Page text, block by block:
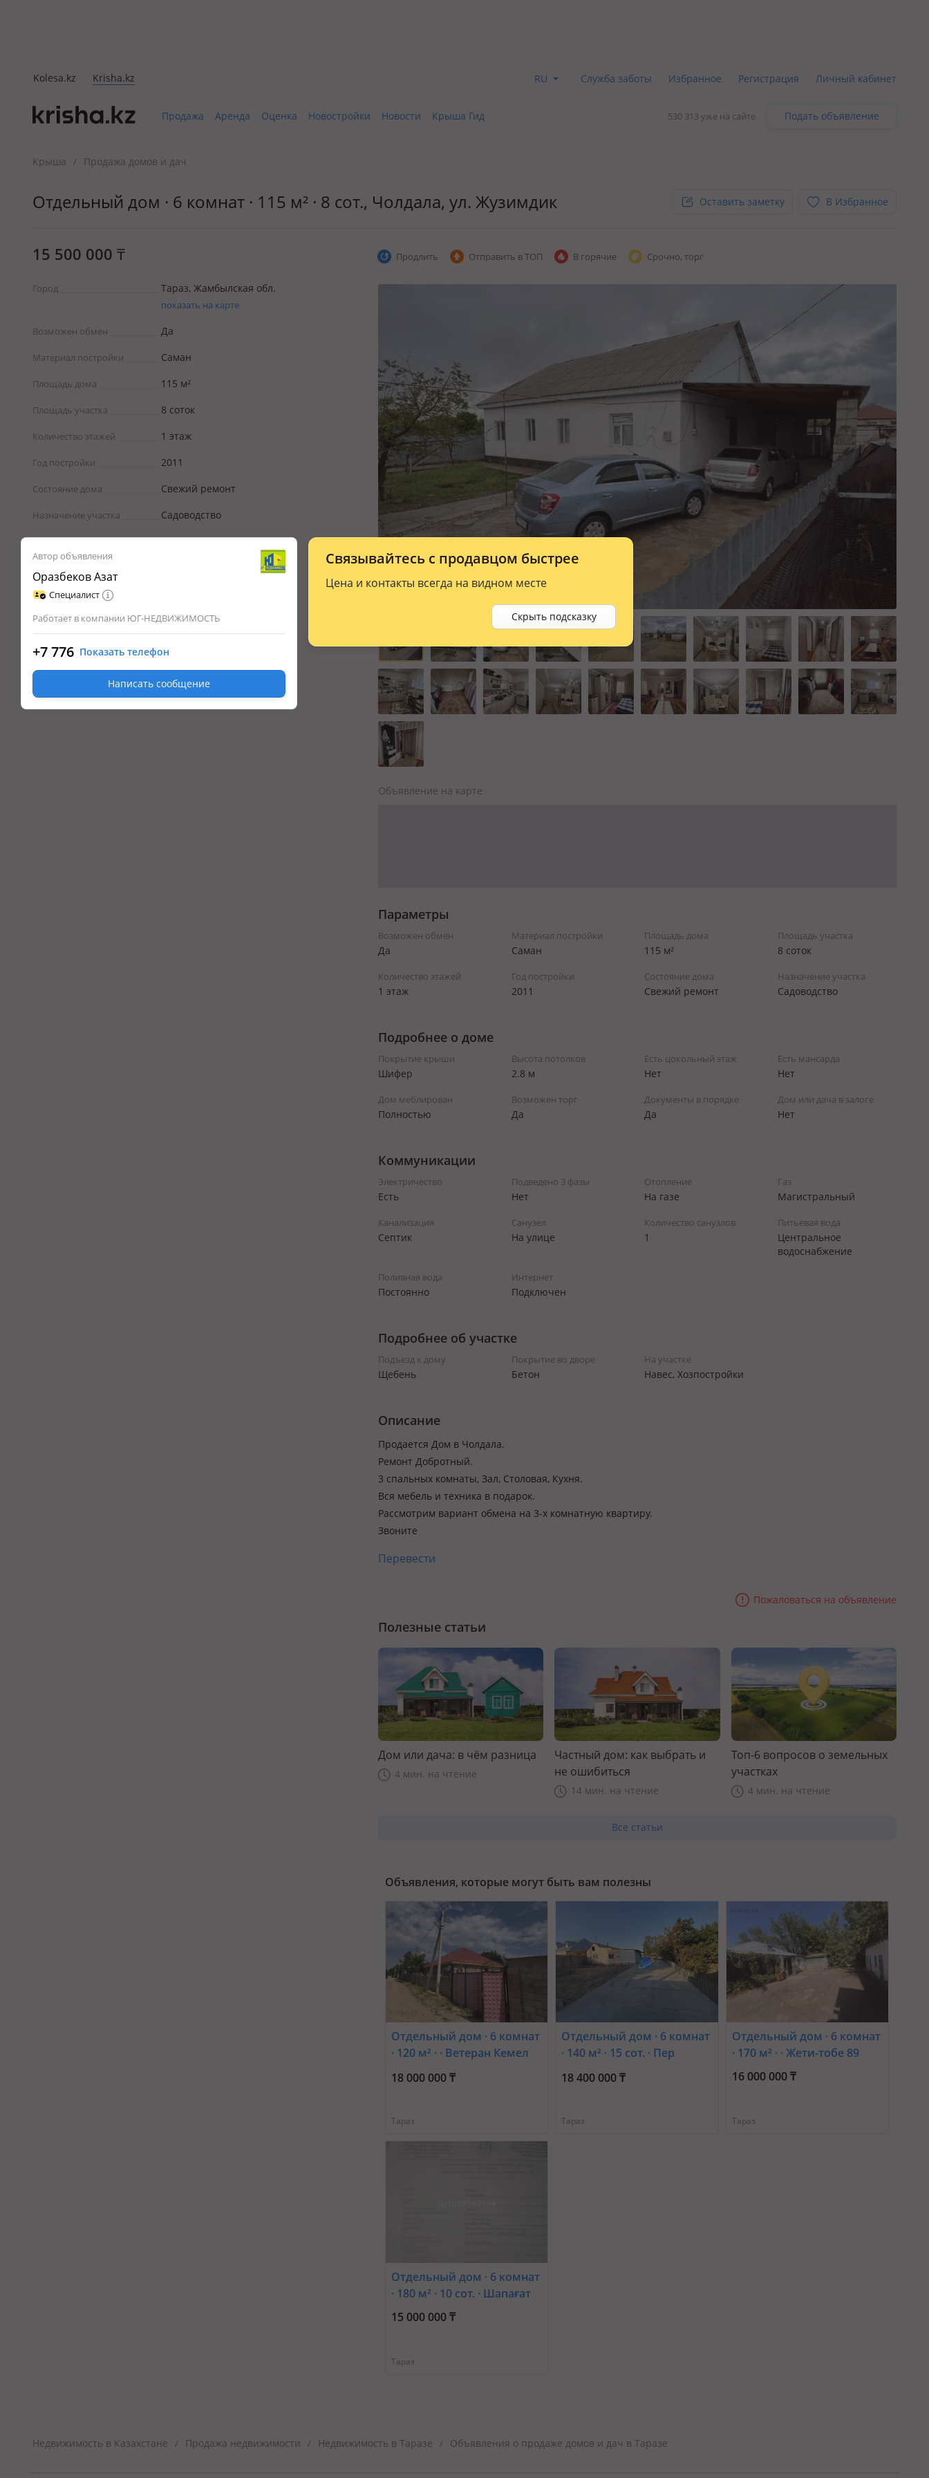
Kolesa.kz Krisha.kz RU Служба заботы Избранное Регистрация Личный кабинет
Продажа Аренда Оценка Новостройки Новости Крыша Гид 530 313 уже на сайте Подать объявление
Крыша / Продажа домов и дач
Отдельный дом · 6 комнат · 115 м² · 8 сот., Чолдала, ул. Жузимдик Оставить заметку В Избранное
15 500 000 ₸
Город Тараз, Жамбылская обл.
показать на карте
Возможен обмен Да
Материал постройки Саман
Площадь дома 115 м²
Площадь участка 8 соток
Количество этажей 1 этаж
Год постройки 2011
Состояние дома Свежий ремонт
Назначение участка Садоводство
Связывайтесь с продавцом быстрее
Цена и контакты всегда на видном месте
Скрыть подсказку
Автор объявления
Оразбеков Азат
Специалист
Работает в компании ЮГ-НЕДВИЖИМОСТЬ
+7 776 Показать телефон
Написать сообщение
Продлить Отправить в ТОП В горячие Срочно, торг
Объявление на карте
Параметры
Возможен обмен
Да
Материал постройки
Саман
Площадь дома
115 м²
Площадь участка
8 соток
Количество этажей
1 этаж
Год постройки
2011
Состояние дома
Свежий ремонт
Назначение участка
Садоводство
Подробнее о доме
Покрытие крыши
Шифер
Высота потолков
2.8 м
Есть цокольный этаж
Нет
Есть мансарда
Нет
Дом меблирован
Полностью
Возможен торг
Да
Документы в порядке
Да
Дом или дача в залоге
Нет
Коммуникации
Электричество
Есть
Подведено 3 фазы
Нет
Отопление
На газе
Газ
Магистральный
Канализация
Септик
Санузел
На улице
Количество санузлов
1
Питьевая вода
Центральное
водоснабжение
Поливная вода
Постоянно
Интернет
Подключен
Подробнее об участке
Подъезд к дому
Щебень
Покрытие во дворе
Бетон
На участке
Навес, Хозпостройки
Описание
Продается Дом в Чолдала.
Ремонт Добротный.
3 спальных комнаты, Зал, Столовая, Кухня.
Вся мебель и техника в подарок.
Рассмотрим вариант обмена на 3-х комнатную квартиру.
Звоните
Перевести
Пожаловаться на объявление
Полезные статьи
Дом или дача: в чём разница
4 мин. на чтение
Частный дом: как выбрать и
не ошибиться
14 мин. на чтение
Топ-6 вопросов о земельных
участках
4 мин. на чтение
Все статьи
Объявления, которые могут быть вам полезны
Отдельный дом · 6 комнат
· 120 м² · · Ветеран Кемел
136
18 000 000 ₸
Тараз
Отдельный дом · 6 комнат
· 140 м² · 15 сот. · Пер
Смайлова 18 18 — Массив
хамукат
18 400 000 ₸
Тараз
Отдельный дом · 6 комнат
· 170 м² · · Жети-тобе 89
16 000 000 ₸
Тараз
Отдельный дом · 6 комнат
· 180 м² · 10 сот. · Шапағат
15 000 000 ₸
Тараз
Недвижимость в Казахстане / Продажа недвижимости / Недвижимость в Таразе / Объявления о продаже домов и дач в Таразе